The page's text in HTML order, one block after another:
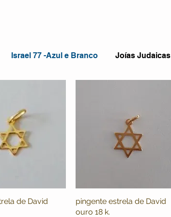
Israel 77 -Azul e Branco Joías Judaicas
rápida
de David
Visualização rápida
pingente estrela de David
ouro 18 k.